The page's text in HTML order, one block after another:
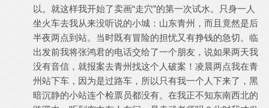
以。就这样我开始了卖画“走穴”的第一次试水。只身一人
坐火车去我从来没听说的小城：山东青州，而且竟然是后
半夜两点到站。当时既有冒险的担忧又有挣钱的急切。临
出发前我将张鸿君的电话交给了一个朋友，说如果两天我
没有音信，就报案去青州找这个人破案！凌晨两点我在青
州站下车，因为是过路车，所以只有我一个人下来了，黑
暗沉静的小站连个检票员都没有。在我正不知东南西北的